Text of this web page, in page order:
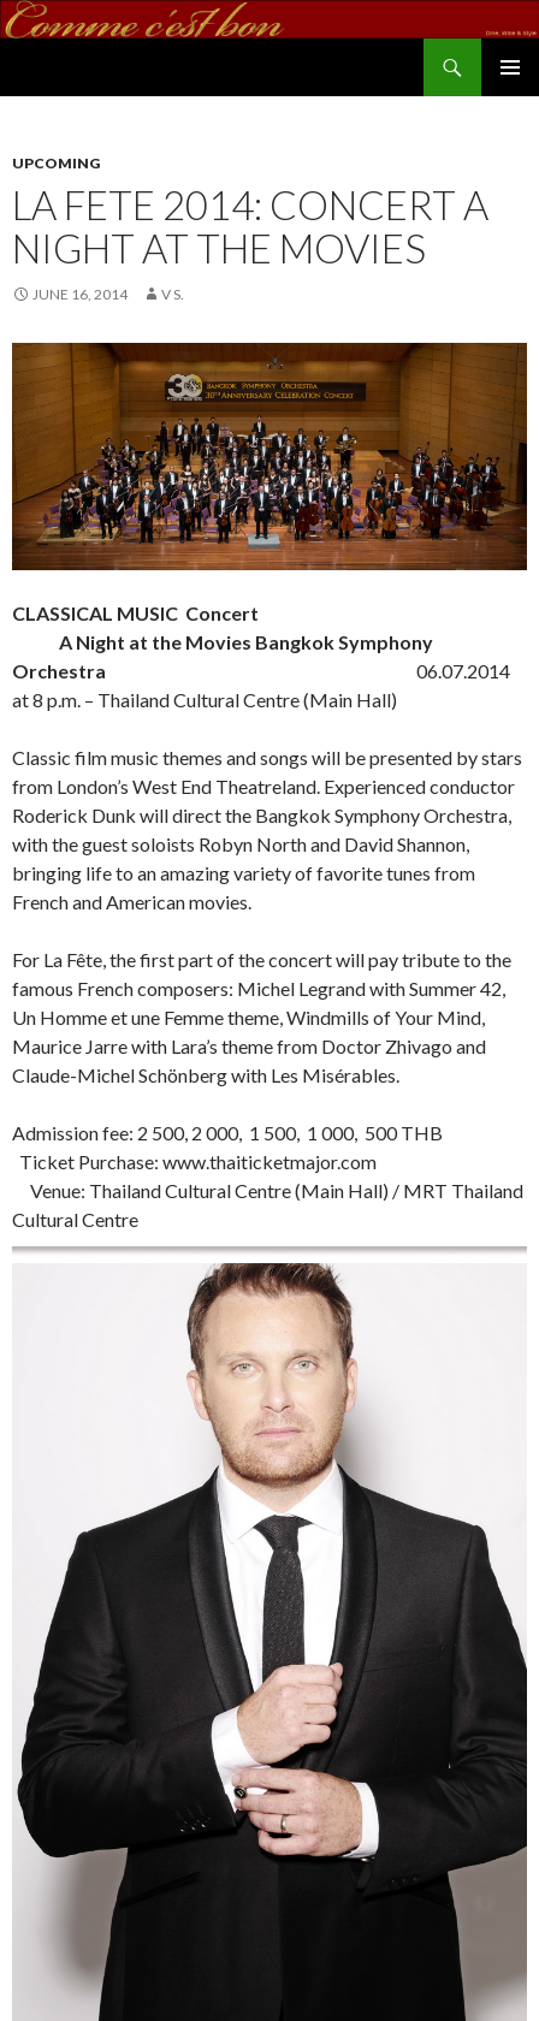
UPCOMING
LA FETE 2014: CONCERT A
NIGHT AT THE MOVIES
JUNE 16, 2014 V S.
CLASSICAL MUSIC Concert
A Night at the Movies Bangkok Symphony
Orchestra
06.07.2014
at 8 p.m. – Thailand Cultural Centre (Main Hall)
Classic film music themes and songs will be presented by stars
from London’s West End Theatreland. Experienced conductor
Roderick Dunk will direct the Bangkok Symphony Orchestra,
with the guest soloists Robyn North and David Shannon,
bringing life to an amazing variety of favorite tunes from
French and American movies.
For La Fête, the first part of the concert will pay tribute to the
famous French composers: Michel Legrand with Summer 42,
Un Homme et une Femme theme, Windmills of Your Mind,
Maurice Jarre with Lara’s theme from Doctor Zhivago and
Claude-Michel Schönberg with Les Misérables.
Admission fee: 2 500, 2 000, 1 500, 1 000, 500 THB
Ticket Purchase: www.thaiticketmajor.com
Venue: Thailand Cultural Centre (Main Hall) / MRT Thailand
Cultural Centre